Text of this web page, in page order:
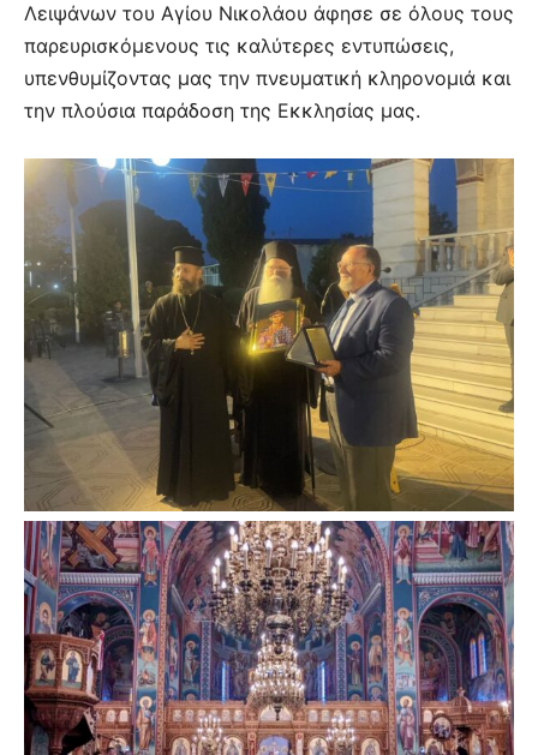
Λειψάνων του Αγίου Νικολάου άφησε σε όλους τους
παρευρισκόμενους τις καλύτερες εντυπώσεις,
υπενθυμίζοντας μας την πνευματική κληρονομιά και
την πλούσια παράδοση της Εκκλησίας μας.